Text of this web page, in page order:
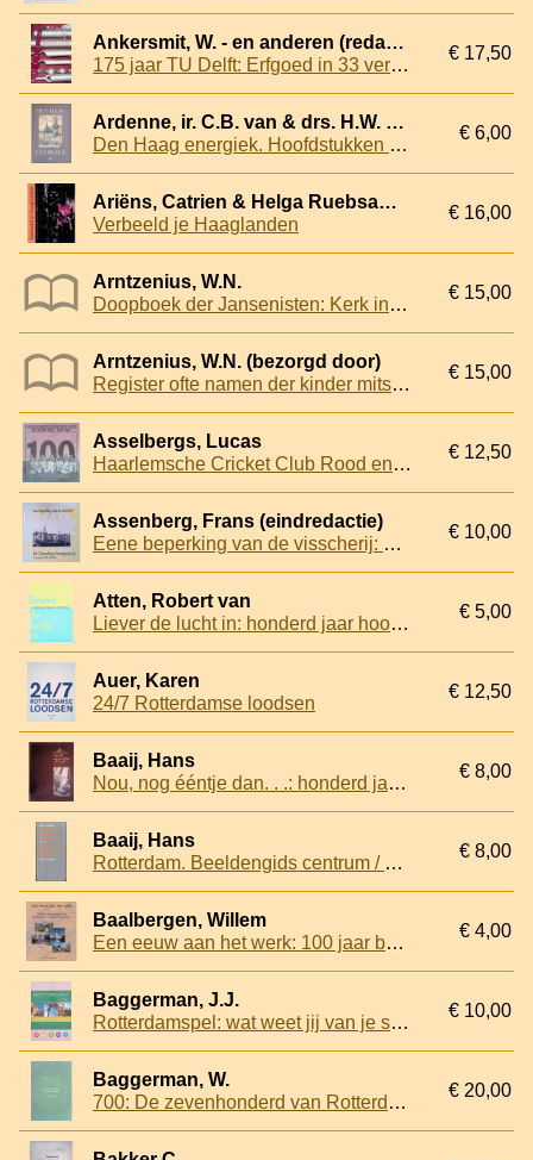
Ankersmit, W. - en anderen (redactie)
175 jaar TU Delft: Erfgoed in 33 verhalen
€ 17,50
Ardenne, ir. C.B. van & drs. H.W. Poldermans & drs. C.H. Slechte
Den Haag energiek. Hoofdstukken uit de geschiedenis van de energievoorziening in Den Haag
€ 6,00
Ariëns, Catrien & Helga Ruebsamen
Verbeeld je Haaglanden
€ 16,00
Arntzenius, W.N.
Doopboek der Jansenisten: Kerk in de Juffrouw Idastraat te 's-Gravenhage
€ 15,00
Arntzenius, W.N. (bezorgd door)
Register ofte namen der kinder mits de ouders ende getuygen die in de Remonstrantsche Kerk te 's Hage gedoopt sijn, 't sedert den 17 Augustij 1650
€ 15,00
Asselbergs, Lucas
Haarlemsche Cricket Club Rood en Wit: 1881-1981
€ 12,50
Assenberg, Frans (eindredactie)
Eene beperking van de visscherij: de Vlaardingse haringvisserij in de jaren 1929 tot 1940
€ 10,00
Atten, Robert van
Liever de lucht in: honderd jaar hoogbouw in Rotterdam
€ 5,00
Auer, Karen
24/7 Rotterdamse loodsen
€ 12,50
Baaij, Hans
Nou, nog ééntje dan. . .: honderd jaar Café Timmer
€ 8,00
Baaij, Hans
Rotterdam. Beeldengids centrum / City sculpture guide
€ 8,00
Baalbergen, Willem
Een eeuw aan het werk: 100 jaar bedrijvigheid in Noordwijk en Noordwijkerhout
€ 4,00
Baggerman, J.J.
Rotterdamspel: wat weet jij van je stad? Leuk en informatief vragenspel over Rotterdam
€ 10,00
Baggerman, W.
700: De zevenhonderd van Rotterdam: een studie naar de herkomst van gemeenteraadsleden 1961-1994
€ 20,00